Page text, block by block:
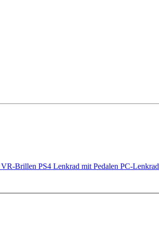
VR-Brillen PS4 Lenkrad mit Pedalen PC-Lenkrad